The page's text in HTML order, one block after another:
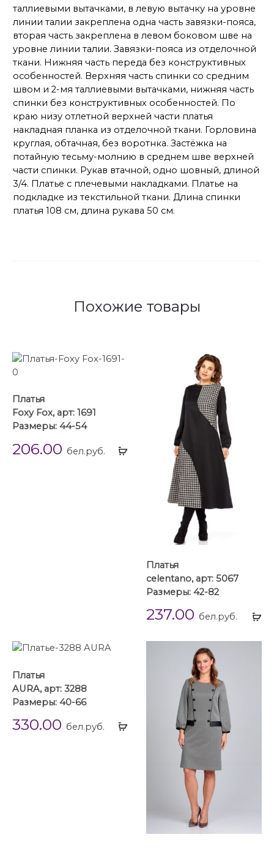
таллиевыми вытачками, в левую вытачку на уровне
линии талии закреплена одна часть завязки-пояса,
вторая часть закреплена в левом боковом шве на
уровне линии талии. Завязки-пояса из отделочной
ткани. Нижняя часть переда без конструктивных
особенностей. Верхняя часть спинки со средним
швом и 2-мя таллиевыми вытачками, нижняя часть
спинки без конструктивных особенностей. По
краю низу отлетной верхней части платья
накладная планка из отделочной ткани. Горловина
круглая, обтачная, без воротнка. Застёжка на
потайную тесьму-молнию в среднем шве верхней
части спинки. Рукав втачной, одно шовный, длиной
3/4. Платье с плечевыми накладками. Платье на
подкладке из текстильной ткани. Длина спинки
платья 108 см, длина рукава 50 см.
Похожие товары
Выбрать
Платья
Foxy Fox, арт: 1691
Размеры: 44-54
206.00 бел.руб.
Платья
celentano, арт: 5067
Размеры: 42-82
237.00 бел.руб.
Выбрать
Платья
AURA, арт: 3288
Размеры: 40-66
330.00 бел.руб.